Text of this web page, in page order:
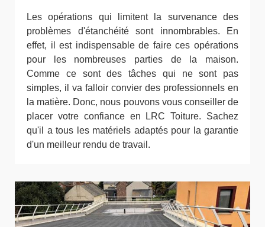
Les opérations qui limitent la survenance des
problèmes d'étanchéité sont innombrables. En
effet, il est indispensable de faire ces opérations
pour les nombreuses parties de la maison.
Comme ce sont des tâches qui ne sont pas
simples, il va falloir convier des professionnels en
la matière. Donc, nous pouvons vous conseiller de
placer votre confiance en LRC Toiture. Sachez
qu'il a tous les matériels adaptés pour la garantie
d'un meilleur rendu de travail.